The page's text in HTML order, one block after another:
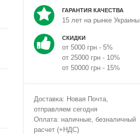
ГАРАНТИЯ КАЧЕСТВА
15 лет на рынке Украины
СКИДКИ
от 5000 грн - 5%
от 25000 грн - 10%
от 50000 грн - 15%
Доставка: Новая Почта,
отправляем сегодня
Оплата: наличные, безналичный
расчет (+НДС)